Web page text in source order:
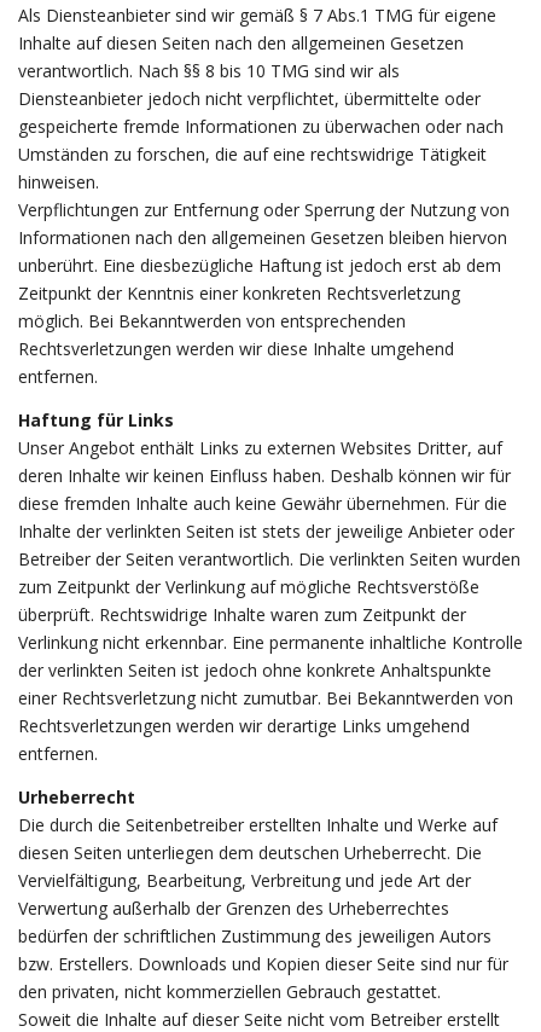
Als Diensteanbieter sind wir gemäß § 7 Abs.1 TMG für eigene
Inhalte auf diesen Seiten nach den allgemeinen Gesetzen
verantwortlich. Nach §§ 8 bis 10 TMG sind wir als
Diensteanbieter jedoch nicht verpflichtet, übermittelte oder
gespeicherte fremde Informationen zu überwachen oder nach
Umständen zu forschen, die auf eine rechtswidrige Tätigkeit
hinweisen.
Verpflichtungen zur Entfernung oder Sperrung der Nutzung von
Informationen nach den allgemeinen Gesetzen bleiben hiervon
unberührt. Eine diesbezügliche Haftung ist jedoch erst ab dem
Zeitpunkt der Kenntnis einer konkreten Rechtsverletzung
möglich. Bei Bekanntwerden von entsprechenden
Rechtsverletzungen werden wir diese Inhalte umgehend
entfernen.
Haftung für Links
Unser Angebot enthält Links zu externen Websites Dritter, auf
deren Inhalte wir keinen Einfluss haben. Deshalb können wir für
diese fremden Inhalte auch keine Gewähr übernehmen. Für die
Inhalte der verlinkten Seiten ist stets der jeweilige Anbieter oder
Betreiber der Seiten verantwortlich. Die verlinkten Seiten wurden
zum Zeitpunkt der Verlinkung auf mögliche Rechtsverstöße
überprüft. Rechtswidrige Inhalte waren zum Zeitpunkt der
Verlinkung nicht erkennbar. Eine permanente inhaltliche Kontrolle
der verlinkten Seiten ist jedoch ohne konkrete Anhaltspunkte
einer Rechtsverletzung nicht zumutbar. Bei Bekanntwerden von
Rechtsverletzungen werden wir derartige Links umgehend
entfernen.
Urheberrecht
Die durch die Seitenbetreiber erstellten Inhalte und Werke auf
diesen Seiten unterliegen dem deutschen Urheberrecht. Die
Vervielfältigung, Bearbeitung, Verbreitung und jede Art der
Verwertung außerhalb der Grenzen des Urheberrechtes
bedürfen der schriftlichen Zustimmung des jeweiligen Autors
bzw. Erstellers. Downloads und Kopien dieser Seite sind nur für
den privaten, nicht kommerziellen Gebrauch gestattet.
Soweit die Inhalte auf dieser Seite nicht vom Betreiber erstellt